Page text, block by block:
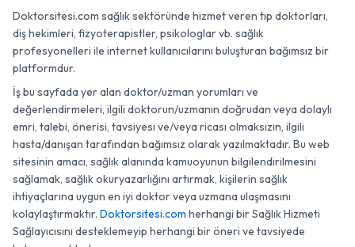
Doktorsitesi.com sağlık sektöründe hizmet veren tıp doktorları,
diş hekimleri, fizyoterapistler, psikologlar vb. sağlık
profesyonelleri ile internet kullanıcılarını buluşturan bağımsız bir
platformdur.
İş bu sayfada yer alan doktor/uzman yorumları ve
değerlendirmeleri, ilgili doktorun/uzmanın doğrudan veya dolaylı
emri, talebi, önerisi, tavsiyesi ve/veya ricası olmaksızın, ilgili
hasta/danışan tarafından bağımsız olarak yazılmaktadır. Bu web
sitesinin amacı, sağlık alanında kamuoyunun bilgilendirilmesini
sağlamak, sağlık okuryazarlığını artırmak, kişilerin sağlık
ihtiyaçlarına uygun en iyi doktor veya uzmana ulaşmasını
kolaylaştırmaktır. Doktorsitesi.com herhangi bir Sağlık Hizmeti
Sağlayıcısını desteklemeyip herhangi bir öneri ve tavsiyede